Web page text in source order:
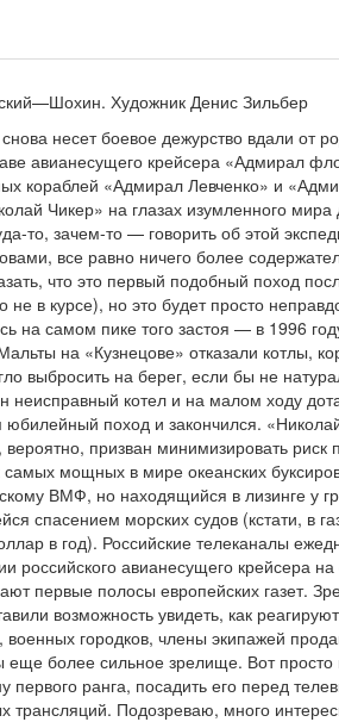
несет боевое дежурство вдали от
авианесущего крейсера «Адмирал
кораблей «Адмирал Левченко» и
Чикер» на глазах изумленного
то, зачем-то — говорить об этой
все равно ничего более
что это первый подобный поход
не в курсе), но это будет просто
на самом пике того застоя — в 1996
на «Кузнецове» отказали котлы,
выбросить на берег, если бы не
неисправный котел и на малом ходу
поход и закончился.
призван минимизировать риск
мощных в мире океанских
ВМФ, но находящийся в лизинге у
спасением морских судов (кстати, в
в год). Российские телеканалы
российского авианесущего крейсера
первые полосы европейских газет.
возможность увидеть, как
городков, члены экипажей
более сильное зрелище. Вот просто
первого ранга, посадить его перед
трансляций. Подозреваю, много